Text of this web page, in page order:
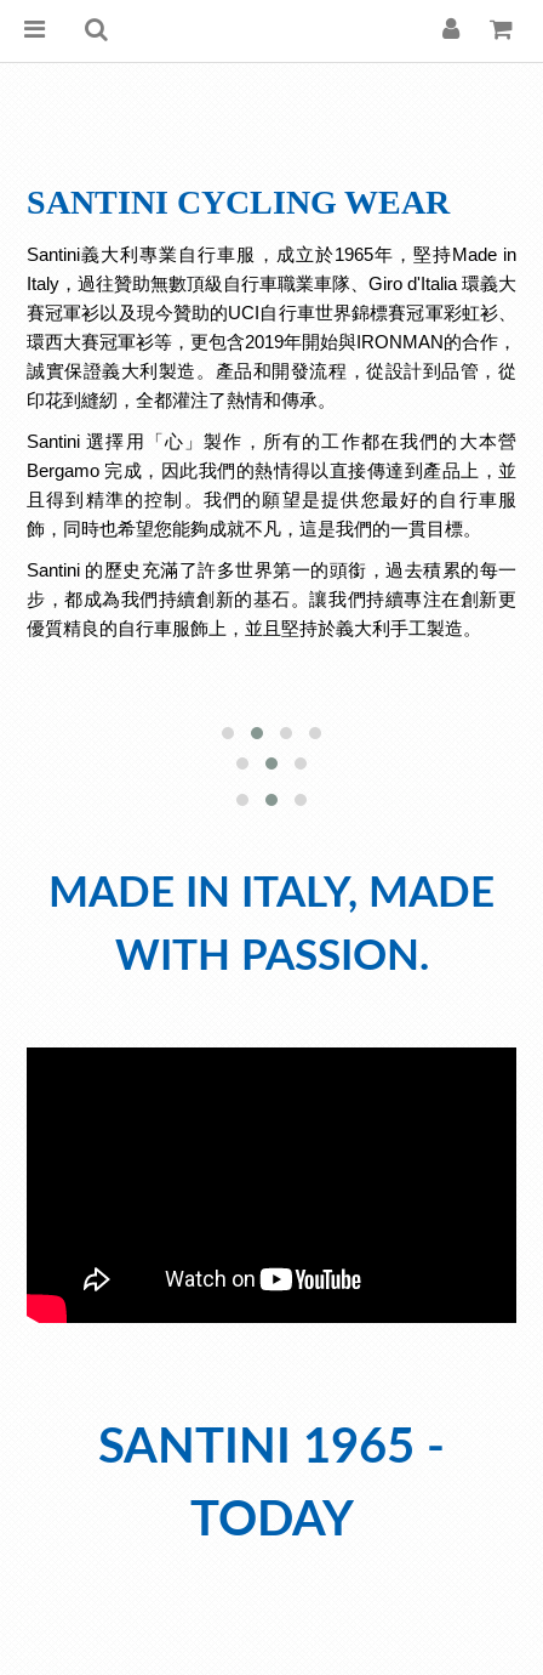
SANTINI CYCLING WEAR
Santini義大利專業自行車服，成立於1965年，堅持Made in
Italy，過往贊助無數頂級自行車職業車隊、Giro d'Italia 環義大
賽冠軍衫以及現今贊助的UCI自行車世界錦標賽冠軍彩虹衫、
環西大賽冠軍衫等，更包含2019年開始與IRONMAN的合作，
誠實保證義大利製造。產品和開發流程，從設計到品管，從
印花到縫紉，全都灌注了熱情和傳承。
Santini 選擇用「心」製作，所有的工作都在我們的大本營
Bergamo 完成，因此我們的熱情得以直接傳達到產品上，並
且得到精準的控制。我們的願望是提供您最好的自行車服
飾，同時也希望您能夠成就不凡，這是我們的一貫目標。
Santini 的歷史充滿了許多世界第一的頭銜，過去積累的每一
步，都成為我們持續創新的基石。讓我們持續專注在創新更
優質精良的自行車服飾上，並且堅持於義大利手工製造。
MADE IN ITALY, MADE
WITH PASSION.
SANTINI 1965 -
TODAY